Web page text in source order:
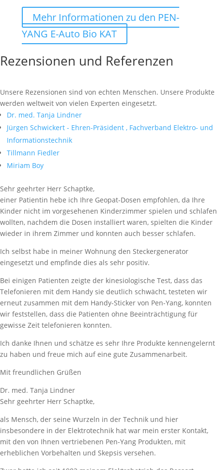
Mehr Informationen zu den PEN-
YANG E-Auto Bio KAT
Rezensionen und Referenzen
Unsere Rezensionen sind von echten Menschen. Unsere Produkte
werden weltweit von vielen Experten eingesetzt.
Dr. med. Tanja Lindner
Jürgen Schwickert - Ehren-Präsident , Fachverband Elektro- und
Informationstechnik
Tillmann Fiedler
Miriam Boy
Sehr geehrter Herr Schaptke,
einer Patientin hebe ich Ihre Geopat-Dosen empfohlen, da Ihre
Kinder nicht im vorgesehenen Kinderzimmer spielen und schlafen
wollten, nachdem die Dosen installiert waren, spielten die Kinder
wieder in ihrem Zimmer und konnten auch besser schlafen.
Ich selbst habe in meiner Wohnung den Steckergenerator
eingesetzt und empfinde dies als sehr positiv.
Bei einigen Patienten zeigte der kinesiologische Test, dass das
Telefonieren mit dem Handy sie deutlich schwächt, testeten wir
erneut zusammen mit dem Handy-Sticker von Pen-Yang, konnten
wir feststellen, dass die Patienten ohne Beeinträchtigung für
gewisse Zeit telefonieren konnten.
Ich danke Ihnen und schätze es sehr Ihre Produkte kennengelernt
zu haben und freue mich auf eine gute Zusammenarbeit.
Mit freundlichen Grüßen
Dr. med. Tanja Lindner
Sehr geehrter Herr Schaptke,
als Mensch, der seine Wurzeln in der Technik und hier
insbesondere in der Elektrotechnik hat war mein erster Kontakt,
mit den von Ihnen vertriebenen Pen-Yang Produkten, mit
erheblichen Vorbehalten und Skepsis versehen.